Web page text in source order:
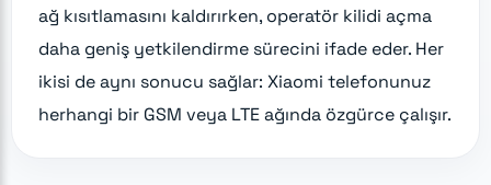
ağ kısıtlamasını kaldırırken, operatör kilidi açma
daha geniş yetkilendirme sürecini ifade eder. Her
ikisi de aynı sonucu sağlar: Xiaomi telefonunuz
herhangi bir GSM veya LTE ağında özgürce çalışır.